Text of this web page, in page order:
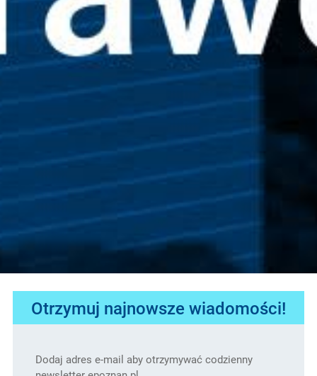
Otrzymuj najnowsze wiadomości!
Dodaj adres e-mail aby otrzymywać codzienny